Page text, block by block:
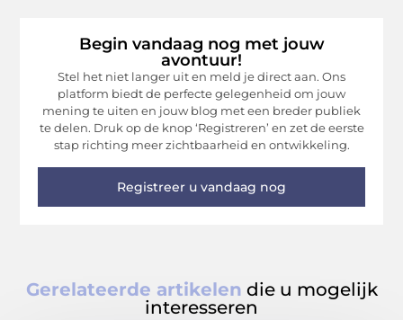
Begin vandaag nog met jouw
avontuur!
Stel het niet langer uit en meld je direct aan. Ons
platform biedt de perfecte gelegenheid om jouw
mening te uiten en jouw blog met een breder publiek
te delen. Druk op de knop ‘Registreren’ en zet de eerste
stap richting meer zichtbaarheid en ontwikkeling.
Registreer u vandaag nog
Gerelateerde artikelen die u mogelijk
interesseren